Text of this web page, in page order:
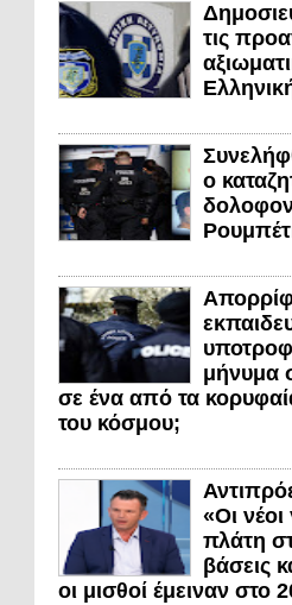
τις
ο
μήνυμα
σε ένα από τα
του κόσμου;
«Οι νέοι
πλάτη
βάσεις
οι μισθοί έμειναν στο